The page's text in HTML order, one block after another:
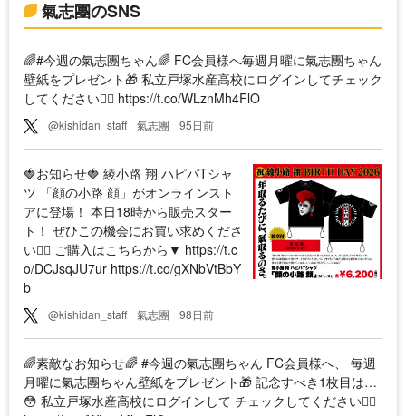
氣志團のSNS
🌈#今週の氣志團ちゃん🌈 FC会員様へ毎週月曜に氣志團ちゃん
壁紙をプレゼント🎁 私立戸塚水産高校にログインしてチェック
してください💁‍♀️ https://t.co/WLznMh4FlO
@kishidan_staff 氣志團 95日前
🍓お知らせ🍓 綾小路 翔 ハピバTシャ
ツ 「顔の小路 顔」がオンラインスト
アに登場！ 本日18時から販売スター
ト！ ぜひこの機会にお買い求めくださ
い💁‍♀️ ご購入はこちらから▼ https://t.c
o/DCJsqJU7ur https://t.co/gXNbVtBbY
b
@kishidan_staff 氣志團 98日前
🌈素敵なお知らせ🌈 #今週の氣志團ちゃん FC会員様へ、 毎週
月曜に氣志團ちゃん壁紙をプレゼント🎁 記念すべき1枚目は…
😳 私立戸塚水産高校にログインして チェックしてください💁‍♀️